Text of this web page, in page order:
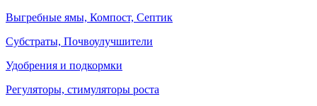
Выгребные ямы, Компост, Септик
Субстраты, Почвоулучшители
Удобрения и подкормки
Регуляторы, стимуляторы роста